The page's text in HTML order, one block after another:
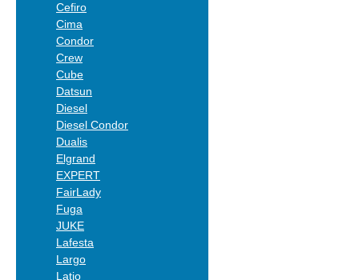
Cefiro
Cima
Condor
Crew
Cube
Datsun
Diesel
Diesel Condor
Dualis
Elgrand
EXPERT
FairLady
Fuga
JUKE
Lafesta
Largo
Latio